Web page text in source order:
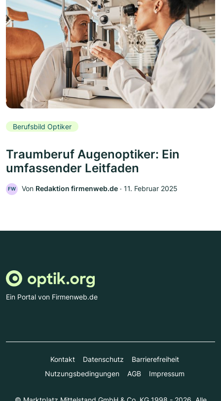
Berufsbild Optiker
Traumberuf Augenoptiker: Ein
umfassender Leitfaden
FW Von Redaktion firmenweb.de ‧ 11. Februar 2025
Ein Portal von Firmenweb.de
Kontakt Datenschutz
Barrierefreiheit
Nutzungsbedingungen
AGB Impressum